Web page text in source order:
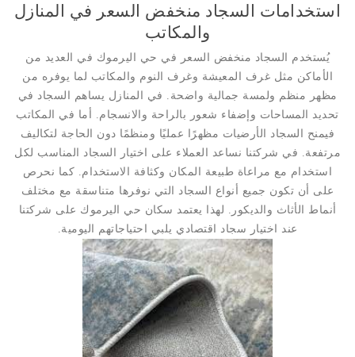
استخدامات السجاد منخفض السعر في المنازل
والمكاتب
يُستخدم السجاد منخفض السعر في حي اليرموك في العديد من
الأماكن مثل غرف المعيشة وغرف النوم والمكاتب لما يوفره من
مظهر منظم ولمسة جمالية واضحة. في المنازل يساهم السجاد في
تحديد المساحات وإضفاء شعور بالراحة والانسجام. أما في المكاتب
فيمنح السجاد الأرضيات مظهرًا عمليًا ومنظمًا دون الحاجة لتكاليف
مرتفعة. في شركتنا نساعد العملاء على اختيار السجاد المناسب لكل
استخدام مع مراعاة طبيعة المكان وكثافة الاستخدام. كما نحرص
على أن تكون جميع أنواع السجاد التي نوفرها متناسقة مع مختلف
أنماط الأثاث والديكور. لهذا يعتمد سكان حي اليرموك على شركتنا
عند اختيار سجاد اقتصادي يلبي احتياجاتهم اليومية.